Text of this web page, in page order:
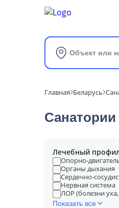
Объект или
Главная Беларусь
Лечебный
Опорно-
Органы дыхания
Сердечно-
Нервная система
ЛОР (болезни
Показать все